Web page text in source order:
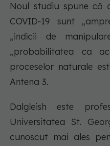
Noul studiu spune că
COVID-19 sunt
„indicii de
„probabilitatea ca
proceselor naturale
Antena 3.
Dalgleish este
Universitatea St.
cunoscut mai ales